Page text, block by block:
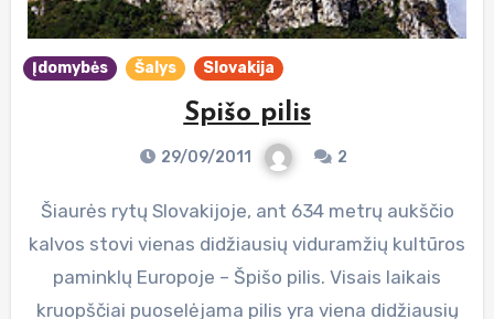
Įdomybės Šalys Slovakija
Spišo pilis
29/09/2011 2
Šiaurės rytų Slovakijoje, ant 634 metrų aukščio
kalvos stovi vienas didžiausių viduramžių kultūros
paminklų Europoje – Špišo pilis. Visais laikais
kruopščiai puoselėjama pilis yra viena didžiausių